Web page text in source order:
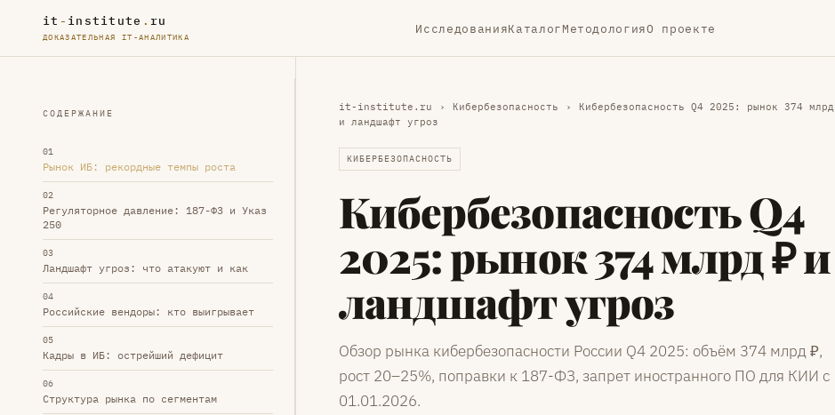
it - institute . ru
ДОКАЗАТЕЛЬНАЯ IT-АНАЛИТИКА
ИсследованияКаталогМетодологияО проекте
СОДЕРЖАНИЕ
01
Рынок ИБ: рекордные темпы роста
02
Регуляторное давление: 187-ФЗ и Указ
250
03
Ландшафт угроз: что атакуют и как
04
Российские вендоры: кто выигрывает
05
Кадры в ИБ: острейший дефицит
06
Структура рынка по сегментам
it-institute.ru › Кибербезопасность ›
Кибербезопасность Q4 2025: рынок 374
и ландшафт угроз
КИБЕРБЕЗОПАСНОСТЬ
Кибербезопасность Q4
2025: рынок 374 млрд ₽ и
ландшафт угроз
Обзор рынка кибербезопасности России Q4 2025: объём 374 млрд ₽,
рост 20–25%, поправки к 187-ФЗ, запрет иностранного ПО для КИИ с
01.01.2026.